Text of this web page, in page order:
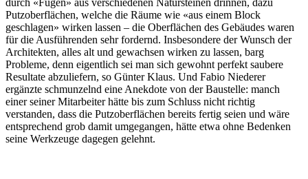
durch «Fugen» aus verschiedenen Natursteinen drinnen, dazu
Putzoberflächen, welche die Räume wie «aus einem Block
geschlagen» wirken lassen – die Oberflächen des Gebäudes waren
für die Ausführenden sehr fordernd. Insbesondere der Wunsch der
Architekten, alles alt und gewachsen wirken zu lassen, barg
Probleme, denn eigentlich sei man sich gewohnt perfekt saubere
Resultate abzuliefern, so Günter Klaus. Und Fabio Niederer
ergänzte schmunzelnd eine Anekdote von der Baustelle: manch
einer seiner Mitarbeiter hätte bis zum Schluss nicht richtig
verstanden, dass die Putzoberflächen bereits fertig seien und wäre
entsprechend grob damit umgegangen, hätte etwa ohne Bedenken
seine Werkzeuge dagegen gelehnt.